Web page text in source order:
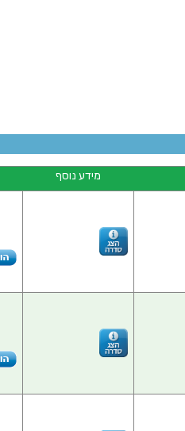
כרטיס הרחבה - USB UART
מידע נוסף